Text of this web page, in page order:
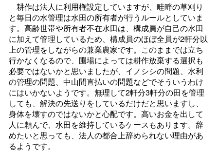
耕作は法人に利用権設定していますが、畦畔の草刈り
と毎日の水管理は水田の所有者が行うルールとしていま
す。高齢世帯や所有者不在水田は、構成員が自己の水田
に加えて管理しているため、構成員のほぼ全員が2軒分以
上の管理をしながらの兼業農家です。このままでは立ち
行かなくなるので、圃場によっては耕作放棄する選択も
必要ではないかと思いましたが、イノシシの問題、水利
の管理の問題、中山間直払いの問題などでそういうわけ
にはいかないようです。無理して2軒分3軒分の田を管理
しても、解決の先送りをしているだけだと思いますし、
身体を壊すのではないかと心配です。高いお金を出して
人に頼んで、水田を維持しているケースもあります。辞
めたいと思っても、法人の都合上辞められない理由があ
るようです。